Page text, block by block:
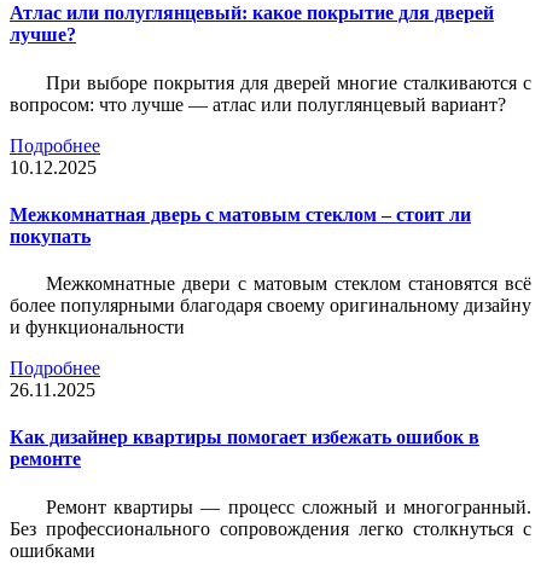
Атлас или полуглянцевый: какое покрытие для дверей
лучше?
При выборе покрытия для дверей многие сталкиваются с
вопросом: что лучше — атлас или полуглянцевый вариант?
Подробнее
10.12.2025
Межкомнатная дверь с матовым стеклом – стоит ли
покупать
Межкомнатные двери с матовым стеклом становятся всё
более популярными благодаря своему оригинальному дизайну
и функциональности
Подробнее
26.11.2025
Как дизайнер квартиры помогает избежать ошибок в
ремонте
Ремонт квартиры — процесс сложный и многогранный.
Без профессионального сопровождения легко столкнуться с
ошибками